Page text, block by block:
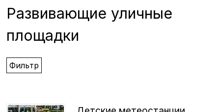
Развивающие уличные
площадки
Фильтр